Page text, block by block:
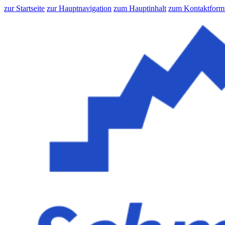
zur Startseite zur Hauptnavigation zum Hauptinhalt zum